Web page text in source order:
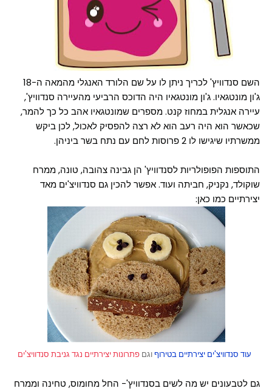
השם סנדוויץ' לכריך ניתן לו על שם הלורד האנגלי מהמאה ה-18
ג'ון מונטגאיו. ג'ון מונטגאיו היה הדוכס הרביעי מהעיירה סנדוויץ',
עיירה אנגלית במחוז קנט. מספרים שמונטגאיו אהב כל כך להמר,
שכאשר הוא היה רעב הוא לא רצה להפסיק לאכול, לכן ביקש
ממשרתיו שיגישו לו 2 פרוסות לחם עם נתח בשר ביניהן.
התוספות הפופולריות לסנדוויץ' הן גבינה צהובה, טונה, ממרח
שוקולד, נקניק, חביתה ועוד. אפשר להכין גם סנדוויצ'ים מאד
יצירתיים כמו כאן:
עוד סנדוויצ'ים יצירתיים בטירוףוגםפתרונות יצירתיים נגד גניבת סנדוויצ'ים
גם לטבעונים יש מה לשים בסנדוויץ'- החל מחומוס, טחינה וממרח